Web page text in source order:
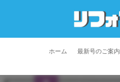
ホーム 最新号のご案内
お問い合わせ